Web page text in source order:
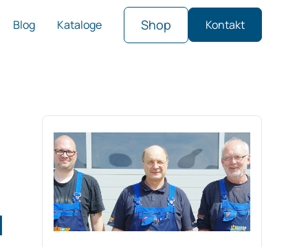
Blog Kataloge Shop Kontakt